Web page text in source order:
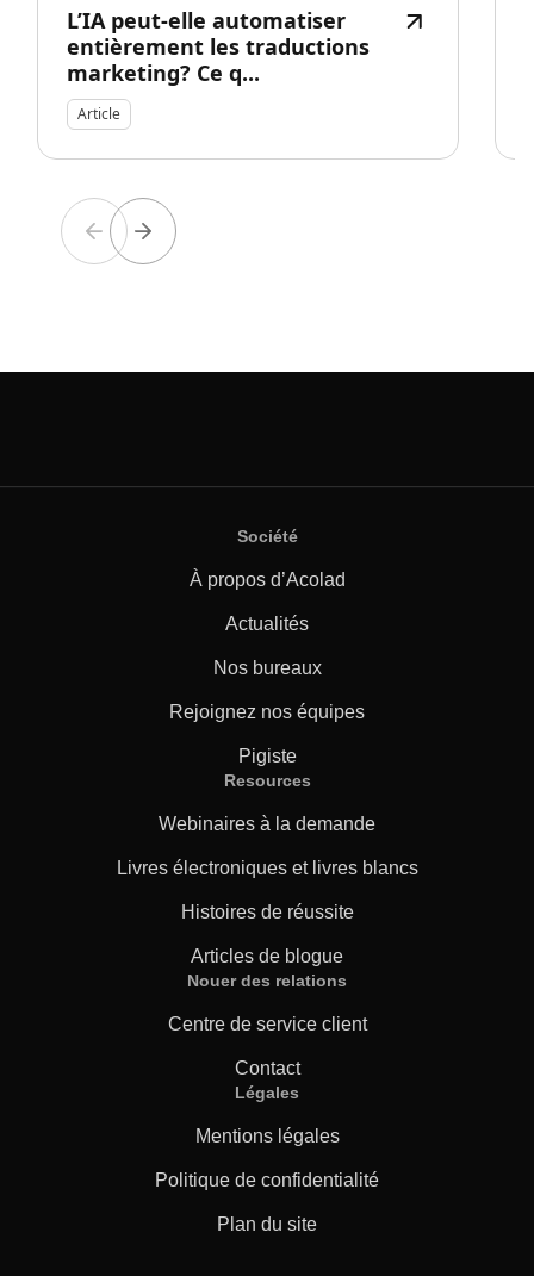
L’IA peut-elle automatiser
entièrement les traductions
marketing? Ce q...
Article
Société
À propos d’Acolad
Actualités
Nos bureaux
Rejoignez nos équipes
Pigiste
Resources
Webinaires à la demande
Livres électroniques et livres blancs
Histoires de réussite
Articles de blogue
Nouer des relations
Centre de service client
Contact
Légales
Mentions légales
Politique de confidentialité
Plan du site